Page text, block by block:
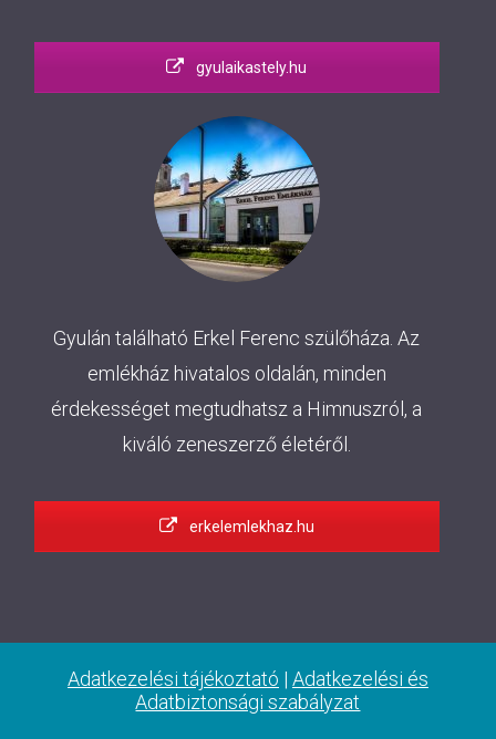
gyulaikastely.hu
Gyulán található Erkel Ferenc szülőháza. Az
emlékház hivatalos oldalán, minden
érdekességet megtudhatsz a Himnuszról, a
kiváló zeneszerző életéről.
erkelemlekhaz.hu
Adatkezelési tájékoztató | Adatkezelési és
Adatbiztonsági szabályzat